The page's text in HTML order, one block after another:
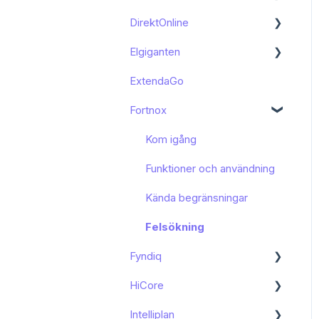
Funktioner och användning
Kända begränsningar
Kom igång
Funktioner och användning
DirektOnline
Kom igång
Elgiganten
Kom igång
ExtendaGo
Fortnox
Kom igång
Funktioner och användning
Kända begränsningar
Felsökning
Fyndiq
Kom igång
Funktioner och användning
HiCore
Kom igång
Intelliplan